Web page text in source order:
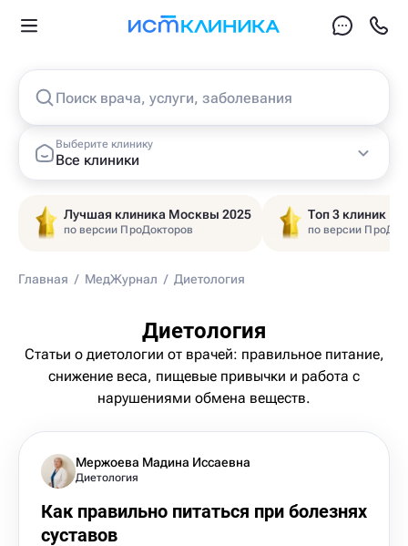
Поиск врача, услуги, заболевания
Выберите клинику
Все клиники
Лучшая клиника Москвы 2025
по версии ПроДокторов
Топ 3 клиник
по версии
Главная / МедЖурнал / Диетология
Диетология
Статьи о диетологии от врачей: правильное питание,
снижение веса, пищевые привычки и работа с
нарушениями обмена веществ.
Мержоева Мадина Иссаевна
Диетология
Как правильно питаться при болезнях
суставов